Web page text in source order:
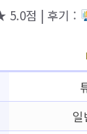
5.0점 | 후기 :